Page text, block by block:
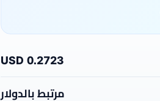
0.2723 USD
مرتبط بالدولار